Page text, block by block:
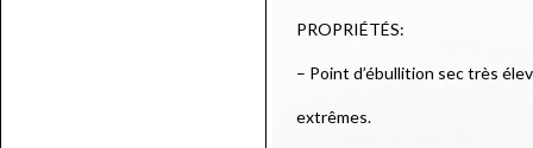
PROPRIÉTÉS:
– Point d’ébullition sec très
extrêmes.